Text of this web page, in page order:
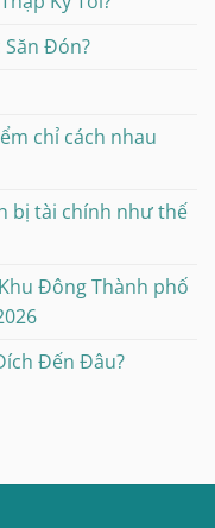
Săn Đón?
chỉ cách nhau
bị tài chính như thế
Đông Thành phố
Đến Đâu?